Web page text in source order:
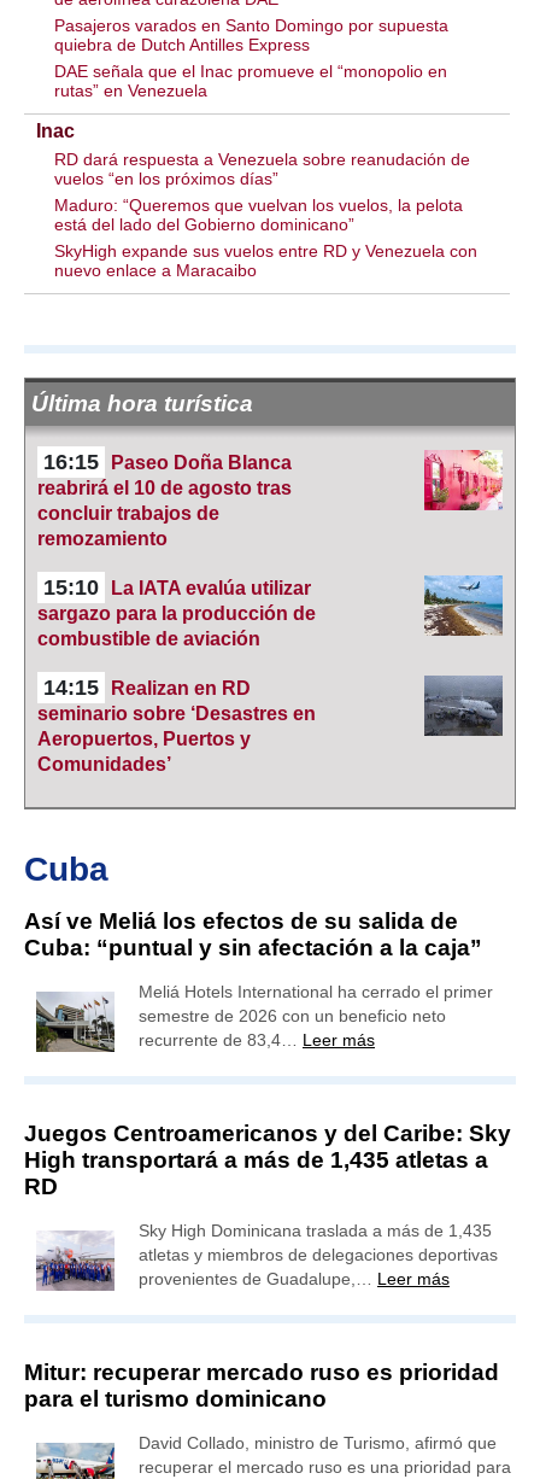
Pasajeros varados en Santo Domingo por supuesta
quiebra de Dutch Antilles Express
DAE señala que el Inac promueve el “monopolio en
rutas” en Venezuela
Inac
RD dará respuesta a Venezuela sobre reanudación de
vuelos “en los próximos días”
Maduro: “Queremos que vuelvan los vuelos, la pelota
está del lado del Gobierno dominicano”
SkyHigh expande sus vuelos entre RD y Venezuela con
nuevo enlace a Maracaibo
Última hora turística
16:15
Paseo Doña Blanca
reabrirá el 10 de agosto tras
concluir trabajos de
remozamiento
15:10
La IATA evalúa utilizar
sargazo para la producción de
combustible de aviación
14:15
Realizan en RD
seminario sobre ‘Desastres en
Aeropuertos, Puertos y
Comunidades’
Cuba
Así ve Meliá los efectos de su salida de
Cuba: “puntual y sin afectación a la caja”
Meliá Hotels International ha cerrado el primer
semestre de 2026 con un beneficio neto
recurrente de 83,4… Leer más
Juegos Centroamericanos y del Caribe: Sky
High transportará a más de 1,435 atletas a
RD
Sky High Dominicana traslada a más de 1,435
atletas y miembros de delegaciones deportivas
provenientes de Guadalupe,… Leer más
Mitur: recuperar mercado ruso es prioridad
para el turismo dominicano
David Collado, ministro de Turismo, afirmó que
recuperar el mercado ruso es una prioridad para